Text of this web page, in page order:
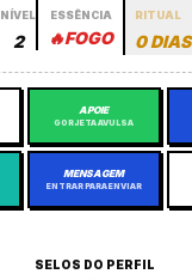
NÍVEL
2
ESSÊNCIA
🔥FOGO
RITUAL
0 DIAS
APOIE
GORJETA AVULSA
MENSAGEM
ENTRAR PARA ENVIAR
SELOS DO PERFIL